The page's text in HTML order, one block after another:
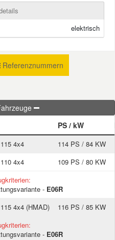
elektrisch
Referenznummern
PS / kW
4x4 114 PS / 84 KW
4x4 109 PS / 80 KW
- E06R
4x4 (HMAD) 116 PS / 85 KW
- E06R